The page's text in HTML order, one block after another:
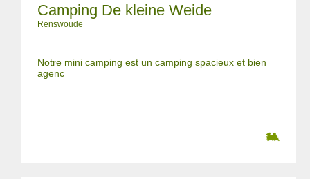
Camping De kleine Weide
Renswoude
Notre mini camping est un camping spacieux et bien
agenc